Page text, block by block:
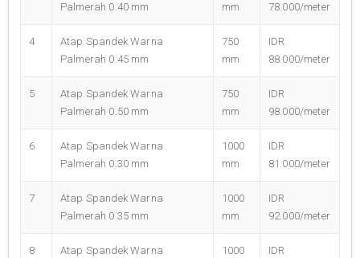
Palmerah 0.40 mm
mm
78.000/meter
4
Atap Spandek Warna
Palmerah 0.45 mm
750
mm
IDR
88.000/meter
5
Atap Spandek Warna
Palmerah 0.50 mm
750
mm
IDR
98.000/meter
6
Atap Spandek Warna
Palmerah 0.30 mm
1000
mm
IDR
81.000/meter
7
Atap Spandek Warna
Palmerah 0.35 mm
1000
mm
IDR
92.000/meter
8
Atap Spandek Warna
1000
IDR